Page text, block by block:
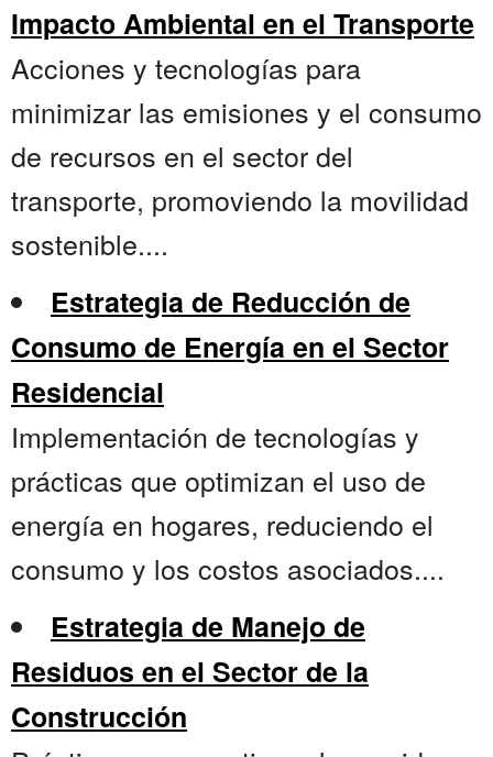
Impacto Ambiental en el Transporte
Acciones y tecnologías para
minimizar las emisiones y el consumo
de recursos en el sector del
transporte, promoviendo la movilidad
sostenible....
Estrategia de Reducción de
Consumo de Energía en el Sector
Residencial
Implementación de tecnologías y
prácticas que optimizan el uso de
energía en hogares, reduciendo el
consumo y los costos asociados....
Estrategia de Manejo de
Residuos en el Sector de la
Construcción